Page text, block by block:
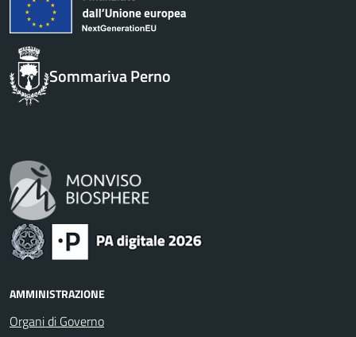
Sommariva Perno
AMMINISTRAZIONE
Organi di Governo